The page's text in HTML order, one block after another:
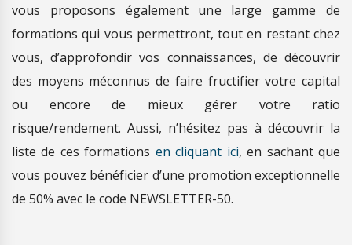
vous proposons également une large gamme de
formations qui vous permettront, tout en restant chez
vous, d’approfondir vos connaissances, de découvrir
des moyens méconnus de faire fructifier votre capital
ou encore de mieux gérer votre ratio
risque/rendement. Aussi, n’hésitez pas à découvrir la
liste de ces formations en cliquant ici, en sachant que
vous pouvez bénéficier d’une promotion exceptionnelle
de 50% avec le code NEWSLETTER-50.